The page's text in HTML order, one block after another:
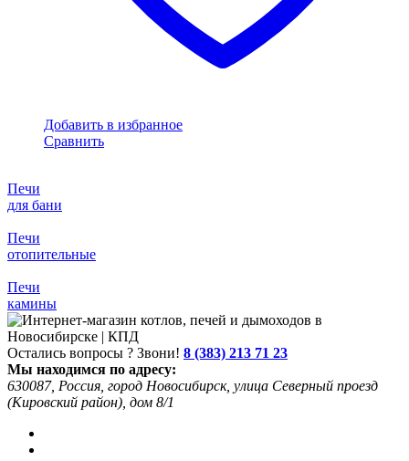
Добавить в избранное
Сравнить
Печи
для бани
Печи
отопительные
Печи
камины
Остались вопросы ? Звони! 8 (383) 213 71 23
Мы находимся по адресу:
630087, Россия, город Новосибирск, улица Северный проезд
(Кировский район), дом 8/1